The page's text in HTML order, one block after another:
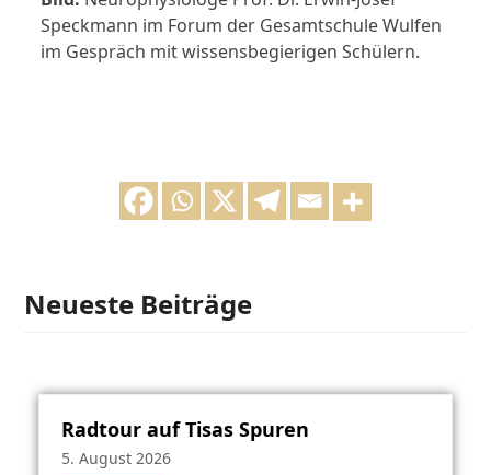
Speckmann im Forum der Gesamtschule Wulfen
im Gespräch mit wissensbegierigen Schülern.
Neueste Beiträge
Radtour auf Tisas Spuren
5. August 2026